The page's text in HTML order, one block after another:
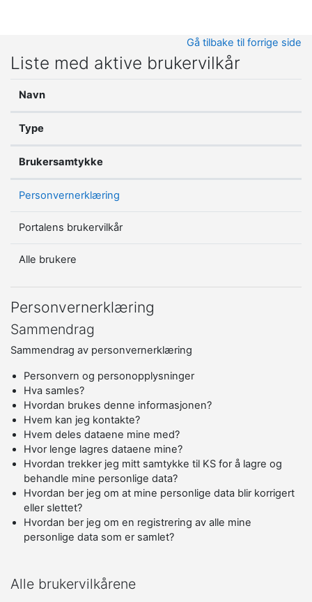
Gå tilbake til forrige side
Liste med aktive brukervilkår
Navn
Type
Brukersamtykke
Personvernerklæring
Portalens brukervilkår
Alle brukere
Personvernerklæring
Sammendrag
Sammendrag av personvernerklæring
Personvern og personopplysninger
Hva samles?
Hvordan brukes denne informasjonen?
Hvem kan jeg kontakte?
Hvem deles dataene mine med?
Hvor lenge lagres dataene mine?
Hvordan trekker jeg mitt samtykke til KS for å lagre og
behandle mine personlige data?
Hvordan ber jeg om at mine personlige data blir korrigert
eller slettet?
Hvordan ber jeg om en registrering av alle mine
personlige data som er samlet?
Alle brukervilkårene